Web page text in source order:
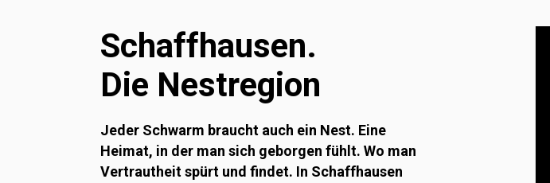
Schaffhausen.
Die Nestregion
Jeder Schwarm braucht auch ein Nest. Eine
Heimat, in der man sich geborgen fühlt. Wo man
Vertrautheit spürt und findet. In Schaffhausen